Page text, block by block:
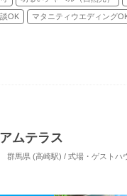
OK マタニティウエディング
ムテラス
ミ評価
群馬県 (高崎駅) / 式場・ゲストハ